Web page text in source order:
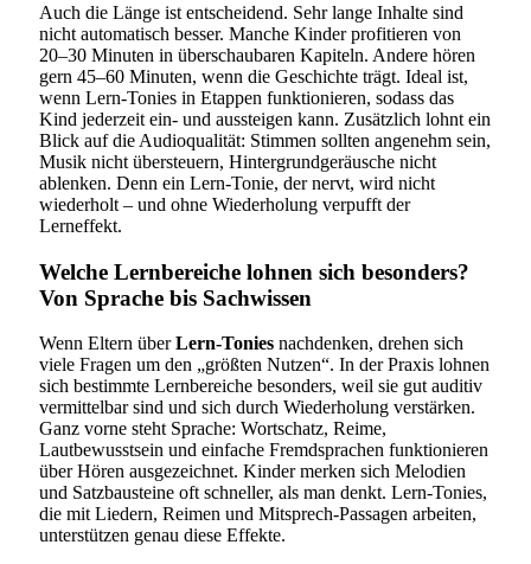
Auch die Länge ist entscheidend. Sehr lange Inhalte sind
nicht automatisch besser. Manche Kinder profitieren von
20–30 Minuten in überschaubaren Kapiteln. Andere hören
gern 45–60 Minuten, wenn die Geschichte trägt. Ideal ist,
wenn Lern-Tonies in Etappen funktionieren, sodass das
Kind jederzeit ein- und aussteigen kann. Zusätzlich lohnt ein
Blick auf die Audioqualität: Stimmen sollten angenehm sein,
Musik nicht übersteuern, Hintergrundgeräusche nicht
ablenken. Denn ein Lern-Tonie, der nervt, wird nicht
wiederholt – und ohne Wiederholung verpufft der
Lerneffekt.
Welche Lernbereiche lohnen sich besonders?
Von Sprache bis Sachwissen
Wenn Eltern überLern-Tonies nachdenken, drehen sich
viele Fragen um den „größten Nutzen“. In der Praxis lohnen
sich bestimmte Lernbereiche besonders, weil sie gut auditiv
vermittelbar sind und sich durch Wiederholung verstärken.
Ganz vorne steht Sprache: Wortschatz, Reime,
Lautbewusstsein und einfache Fremdsprachen funktionieren
über Hören ausgezeichnet. Kinder merken sich Melodien
und Satzbausteine oft schneller, als man denkt. Lern-Tonies,
die mit Liedern, Reimen und Mitsprech-Passagen arbeiten,
unterstützen genau diese Effekte.